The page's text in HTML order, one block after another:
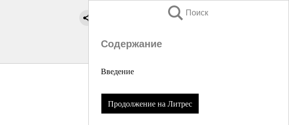
Поиск
Содержание
Введение
Продолжение на Литрес